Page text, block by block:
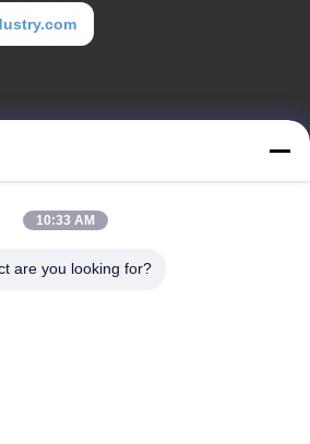
Xinkai, rue Jinye 2, zone de haute
10:33 AM
are you looking for?